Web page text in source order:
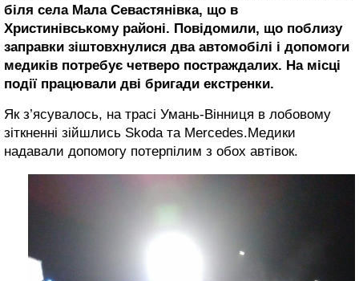
біля села Мала Севастянівка, що в
Христинівському районі. Повідомили, що поблизу
заправки зіштовхнулися два автомобілі і допомоги
медиків потребує четверо постраждалих. На місці
події працювали дві бригади екстренки.
Як з’ясувалось, на трасі Умань-Вінниця в лобовому
зіткненні зійшлись Skoda та Mercedes.Медики
надавали допомогу потерпілим з обох автівок.